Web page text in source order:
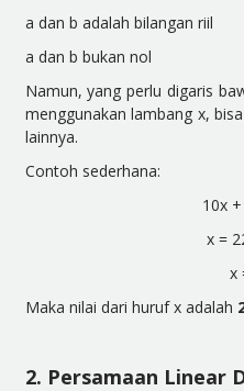
a dan b adalah bilangan riil
a dan b bukan nol
Namun, yang perludigaris
menggunakan lambang x,
lainnya.
Contoh sederhana:
10x
x =
x
Maka nilai dari huruf x adalah
2. Persamaan Linear